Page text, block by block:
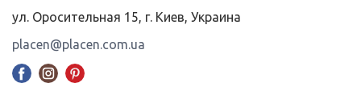
ул. Оросительная 15, г. Киев, Украина
placen@placen.com.ua